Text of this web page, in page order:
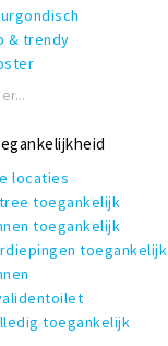
bezorgen
dining
of binnentuin
& trendy
& formeel
locaties
toegankelijk
toegankelijk
toegankelijk
toegankelijk